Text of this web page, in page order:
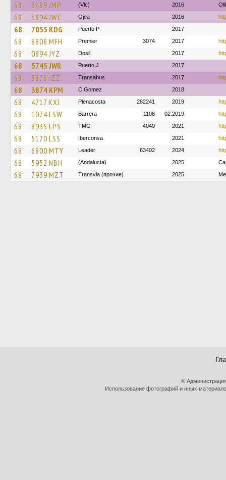
68 3489 JMP (Vlc) 2016
68 3894 JWC Ojea 2016
68 7055 KDG Puerto P 2017
68 8808 MFH Premier 3074 2017
68 0894 JYZ Dosil 2017
68 5745 JWR Puerto J 2017
68 3878 JZZ Transabus 2017
68 3874 KPM C.Gomez 2018
68 4717 KXJ Plenacosta 282241 2019
68 1074 LSW Barrera 1108 02.2019
68 8935 LPS TMG 4040 2021
68 5170 LSS Iberconsa 2021
68 6800 MTY Leader 63402 2024
68 5952 NBH (Andalucía) 2025
68 7939 MZT Transvia (прочие) 2025
©
Использование фотографий и иных